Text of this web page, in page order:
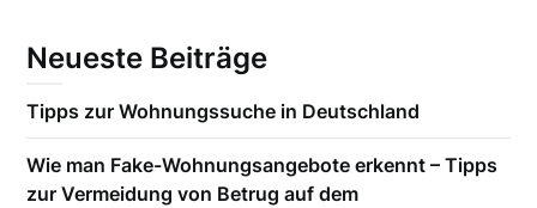
Neueste Beiträge
Tipps zur Wohnungssuche in Deutschland
Wie man Fake-Wohnungsangebote erkennt – Tipps
zur Vermeidung von Betrug auf dem